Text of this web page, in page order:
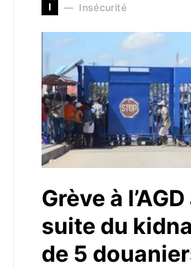
I Insécurité
Grève à
suite du
de 5